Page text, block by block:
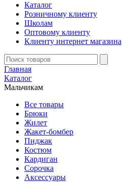
Каталог
Розничному клиенту
Школам
Оптовому клиенту
Клиенту интернет магазина
Главная
Каталог
Мальчикам
Все товары
Брюки
Жилет
Жакет-бомбер
Пиджак
Костюм
Кардиган
Сорочка
Аксессуары